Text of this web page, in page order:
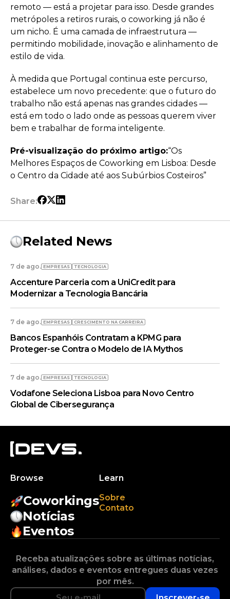
remoto — está a projetar para isso. Desde grandes
metrópoles a retiros rurais, o coworking já não é
um nicho. É uma camada de infraestrutura —
permitindo mobilidade, inovação e alinhamento de
estilo de vida.
À medida que Portugal continua este percurso,
estabelece um novo precedente: que o futuro do
trabalho não está apenas nas grandes cidades —
está em todo o lado onde as pessoas querem viver
bem e trabalhar de forma inteligente.
Pré-visualização do próximo artigo:“Os
Melhores Espaços de Coworking em Lisboa: Desde
o Centro da Cidade até aos Subúrbios Costeiros”
Share:
Related News
7 de ago. EMPRESAS TECNOLOGIA
Accenture Parceria com a UniCredit para
Modernizar a Tecnologia Bancária
7 de ago. EMPRESAS CRESCIMENTO NA CARREIRA
Bancos Espanhóis Contratam a KPMG para
Proteger-se Contra o Modelo de IA Mythos
7 de ago. EMPRESAS TECNOLOGIA
Vodafone Seleciona Lisboa para Novo Centro
Global de Cibersegurança
Browse
Coworkings
Notícias
Eventos
Learn
Sobre
Contato
Receba atualizações sobre as últimas notícias,
análises, dados e eventos entregues duas vezes
por mês.